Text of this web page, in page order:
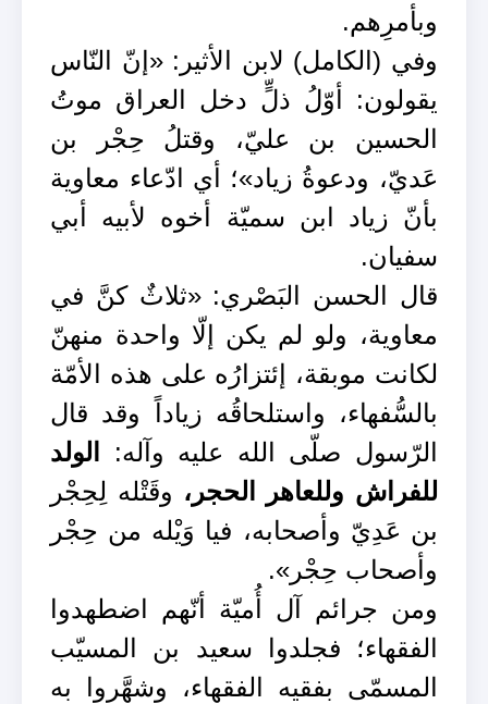
وبأمرِهم.
وفي (الكامل) لابن الأثير: «إنّ النّاس
يقولون: أوّلُ ذلٍّ دخل العراق موتُ
الحسين بن عليّ، وقتلُ حِجْر بن
عَديّ، ودعوةُ زياد»؛ أي ادّعاء معاوية
بأنّ زياد ابن سميّة أخوه لأبيه أبي
سفيان.
قال الحسن البَصْري: «ثلاثٌ كنَّ في
معاوية، ولو لم يكن إلّا واحدة منهنّ
لكانت موبقة، إئتزارُه على هذه الأمّة
بالسُّفهاء، واستلحاقُه زياداً وقد قال
الرّسول صلّى الله عليه وآله:
الولد
للفراش وللعاهر الحجر، وقَتْله لِحِجْر
بن عَدِيّ وأصحابه، فيا وَيْله من حِجْر
وأصحاب حِجْر».
ومن جرائم آل أُميّة أنّهم اضطهدوا
الفقهاء؛ فجلدوا سعيد بن المسيّب
المسمّى بفقيه الفقهاء، وشهَّروا به